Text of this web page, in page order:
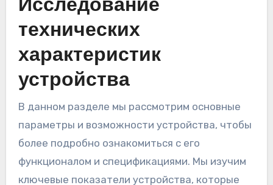
Исследование
технических
характеристик
устройства
В данном разделе мы рассмотрим основные
параметры и возможности устройства, чтобы
более подробно ознакомиться с его
функционалом и спецификациями. Мы изучим
ключевые показатели устройства, которые